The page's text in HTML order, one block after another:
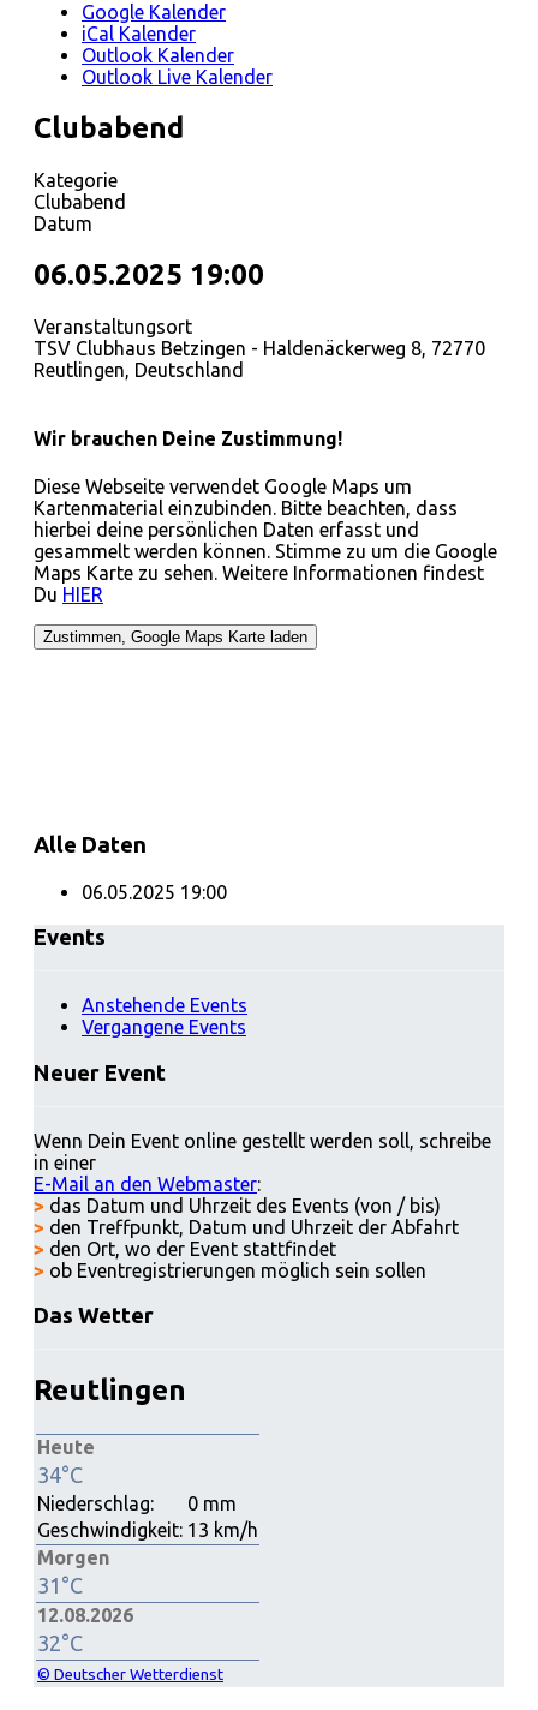
Google Kalender
iCal Kalender
Outlook Kalender
Outlook Live Kalender
Clubabend
Kategorie
Clubabend
Datum
06.05.2025 19:00
Veranstaltungsort
TSV Clubhaus Betzingen - Haldenäckerweg 8, 72770
Reutlingen, Deutschland
Wir brauchen Deine Zustimmung!
Diese Webseite verwendet Google Maps um
Kartenmaterial einzubinden. Bitte beachten, dass
hierbei deine persönlichen Daten erfasst und
gesammelt werden können. Stimme zu um die Google
Maps Karte zu sehen. Weitere Informationen findest
Du HIER
Alle Daten
06.05.2025 19:00
Events
Anstehende Events
Vergangene Events
Neuer Event
Wenn Dein Event online gestellt werden soll, schreibe
in einer
E-Mail an den Webmaster:
> das Datum und Uhrzeit des Events (von / bis)
> den Treffpunkt, Datum und Uhrzeit der Abfahrt
> den Ort, wo der Event stattfindet
> ob Eventregistrierungen möglich sein sollen
Das Wetter
Reutlingen
Heute
34°C
Niederschlag:
0 mm
Geschwindigkeit: 13 km/h
Morgen
31°C
12.08.2026
32°C
© Deutscher Wetterdienst